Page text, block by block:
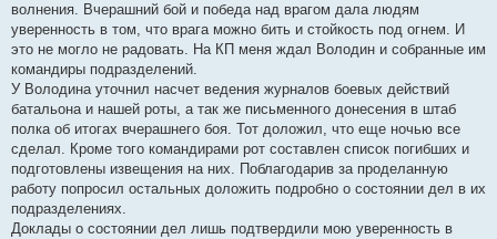
волнения. Вчерашний бой и победа над врагом дала людям
уверенность в том, что врага можно бить и стойкость под огнем. И
это не могло не радовать. На КП меня ждал Володин и собранные им
командиры подразделений.
У Володина уточнил насчет ведения журналов боевых действий
батальона и нашей роты, а так же письменного донесения в штаб
полка об итогах вчерашнего боя. Тот доложил, что еще ночью все
сделал. Кроме того командирами рот составлен список погибших и
подготовлены извещения на них. Поблагодарив за проделанную
работу попросил остальных доложить подробно о состоянии дел в их
подразделениях.
Доклады о состоянии дел лишь подтвердили мою уверенность в